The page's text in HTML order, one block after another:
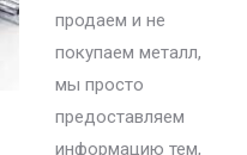
продаем и не
покупаем металл,
мы просто
предоставляем
информацию тем,